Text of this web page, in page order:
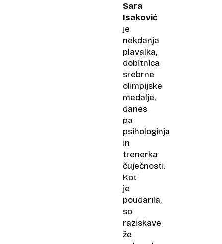
Sara
Isaković
je
nekdanja
plavalka,
dobitnica
srebrne
olimpijske
medalje,
danes
pa
psihologinja
in
trenerka
čuječnosti.
Kot
je
poudarila,
so
raziskave
že